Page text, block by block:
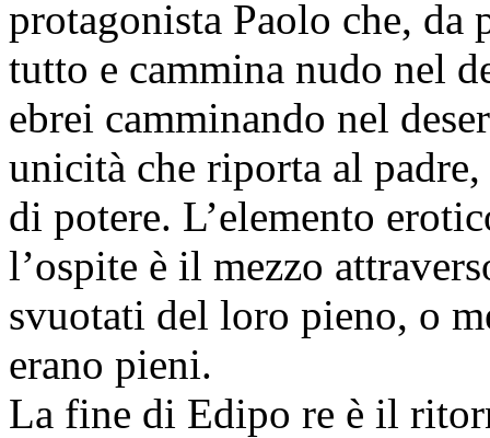
protagonista Paolo che, da
tutto e cammina nudo nel
ebrei camminando nel
unicità che riporta al
di potere. L’elemento
l’ospite è il mezzo
svuotati del loro pieno, o
erano pieni.
La fine di Edipo re è il